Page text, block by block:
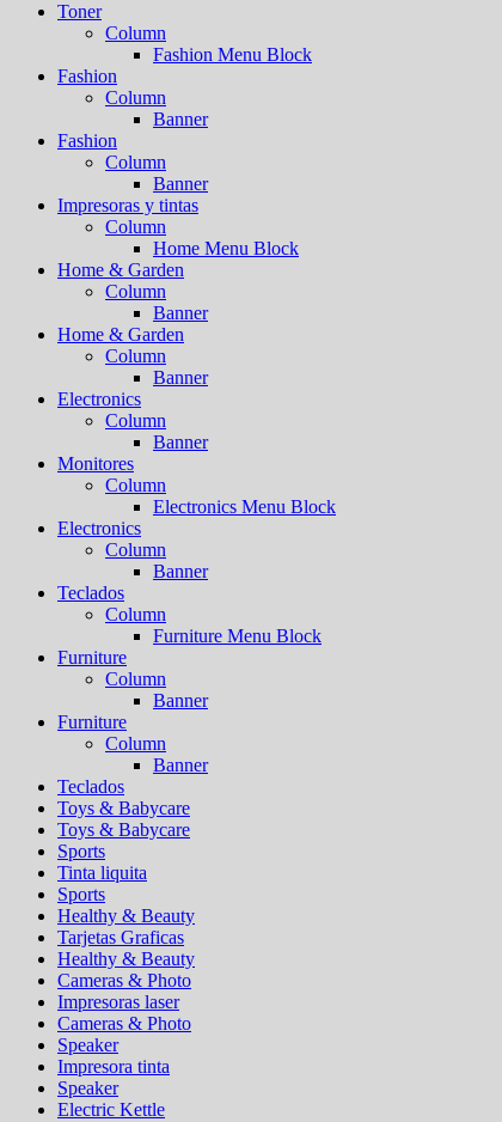
Toner
Column
Fashion Menu Block
Fashion
Column
Banner
Fashion
Column
Banner
Impresoras y tintas
Column
Home Menu Block
Home & Garden
Column
Banner
Home & Garden
Column
Banner
Electronics
Column
Banner
Monitores
Column
Electronics Menu Block
Electronics
Column
Banner
Teclados
Column
Furniture Menu Block
Furniture
Column
Banner
Furniture
Column
Banner
Teclados
Toys & Babycare
Toys & Babycare
Sports
Tinta liquita
Sports
Healthy & Beauty
Tarjetas Graficas
Healthy & Beauty
Cameras & Photo
Impresoras laser
Cameras & Photo
Speaker
Impresora tinta
Speaker
Electric Kettle